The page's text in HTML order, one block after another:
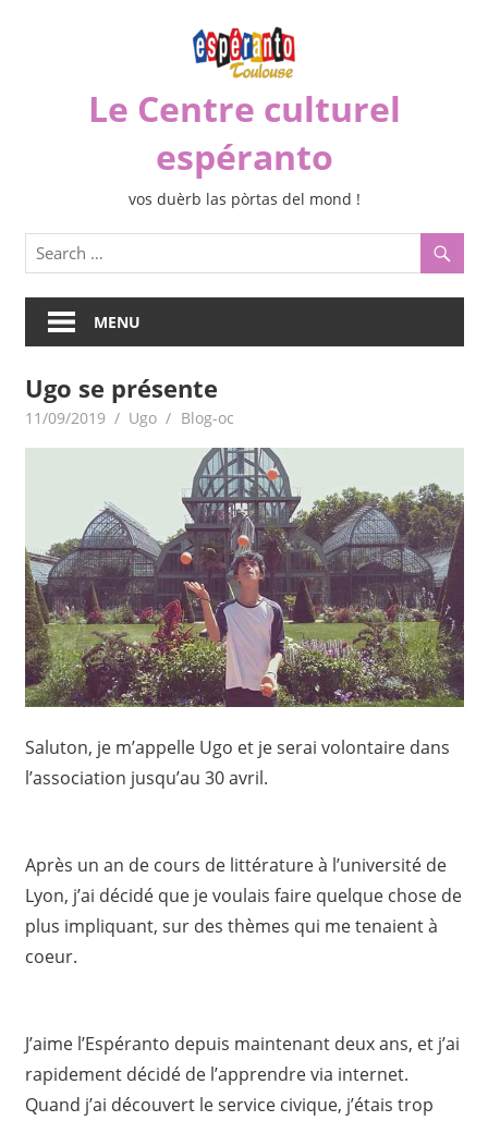
Le Centre culturel
espéranto
vos duèrb las pòrtas del mond !
MENU
Ugo se présente
11/09/2019 Ugo Blog-oc
Saluton, je m’appelle Ugo et je serai volontaire dans
l’association jusqu’au 30 avril.
Après un an de cours de littérature à l’université de
Lyon, j’ai décidé que je voulais faire quelque chose de
plus impliquant, sur des thèmes qui me tenaient à
coeur.
J’aime l’Espéranto depuis maintenant deux ans, et j’ai
rapidement décidé de l’apprendre via internet.
Quand j’ai découvert le service civique, j’étais trop